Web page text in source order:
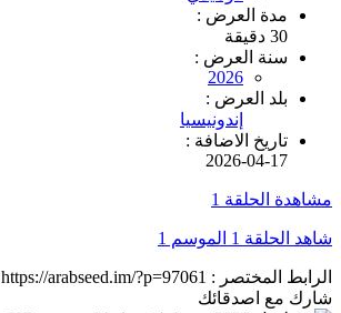
مدة العرض :
30 دقيقة
سنة العرض :
2026
بلد العرض :
إندونيسيا
تاريخ الاضافة :
2026-04-17
مشاهدة الحلقة 1
شاهد الحلقة 1 الموسم 1
الرابط المختصر : https://arabseed.im/?p=97061
شارك مع اصدقائك